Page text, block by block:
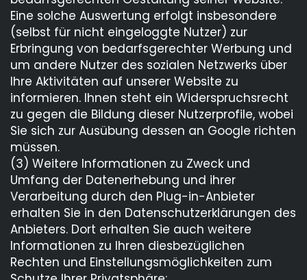
Eine solche Auswertung erfolgt insbesondere
(selbst für nicht eingeloggte Nutzer) zur
Erbringung von bedarfsgerechter Werbung und
um andere Nutzer des sozialen Netzwerks über
Ihre Aktivitäten auf unserer Website zu
informieren. Ihnen steht ein Widerspruchsrecht
zu gegen die Bildung dieser Nutzerprofile, wobei
Sie sich zur Ausübung dessen an Google richten
müssen.
(3) Weitere Informationen zu Zweck und
Umfang der Datenerhebung und ihrer
Verarbeitung durch den Plug-in-Anbieter
erhalten Sie in den Datenschutzerklärungen des
Anbieters. Dort erhalten Sie auch weitere
Informationen zu Ihren diesbezüglichen
Rechten und Einstellungsmöglichkeiten zum